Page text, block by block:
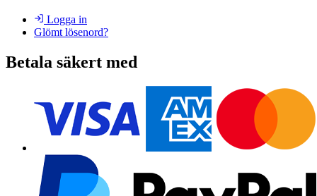
Logga in
Glömt lösenord?
Betala säkert med